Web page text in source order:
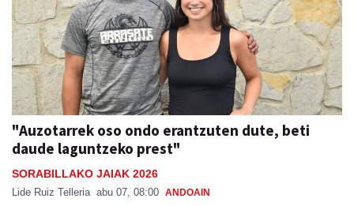
"Auzotarrek oso ondo erantzuten dute, beti
daude laguntzeko prest"
SORABILLAKO JAIAK 2026
Lide Ruiz Telleria abu 07, 08:00 ANDOAIN